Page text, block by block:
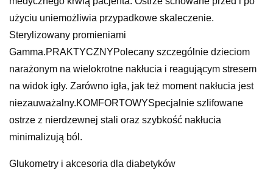
użyciu uniemożliwia przypadkowe skaleczenie.
Sterylizowany promieniami
Gamma.PRAKTYCZNYPolecany szczególnie dzieciom
narażonym na wielokrotne nakłucia i reagującym stresem
na widok igły. Zarówno igła, jak też moment nakłucia jest
niezauważalny.KOMFORTOWYSpecjalnie szlifowane
ostrze z nierdzewnej stali oraz szybkość nakłucia
minimalizują ból.
Glukometry i akcesoria dla diabetyków